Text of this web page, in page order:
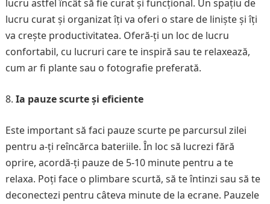
lucru astfel încât să fie curat și funcțional. Un spațiu de
lucru curat și organizat îți va oferi o stare de liniște și îți
va crește productivitatea. Oferă-ți un loc de lucru
confortabil, cu lucruri care te inspiră sau te relaxează,
cum ar fi plante sau o fotografie preferată.
Ia pauze scurte și eficiente
Este important să faci pauze scurte pe parcursul zilei
pentru a-ți reîncărca bateriile. În loc să lucrezi fără
oprire, acordă-ți pauze de 5-10 minute pentru a te
relaxa. Poți face o plimbare scurtă, să te întinzi sau să te
deconectezi pentru câteva minute de la ecrane. Pauzele